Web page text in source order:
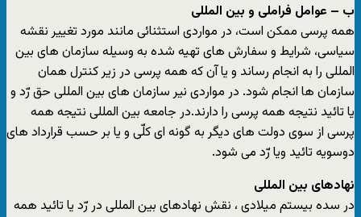
ب – عوامل فراملی و بین المللی
همه پرسی ممکن است، در مواردی استثنائی مانند مورد تغییر نقشه
سیاسی، شرایط و سفارش های تهیه شده به وسیله سازمان های بین
المللی را به انجام رساند و یا آن که همه پرسی در زیر کنترل همان
سازمان ها انجام شود. در مواردی نیر سازمان های بین المللی حق رّد و
یا تائید نتیجه همه پرسی را دارند.در جامعه بین المللی نتیجه همه
پرسی از سوی دولت های دیگر به گونه ای کلّی و یا بر حسب قرارداد های
دوسویه تائید ویا رّد می شود.
نهادهای بین المللی
در سده بیستم میلادی ، نقش نهادهای بین المللی در رّد یا تائید همه